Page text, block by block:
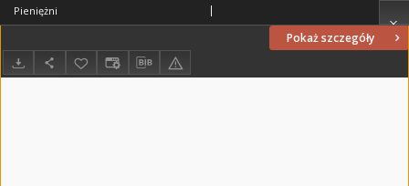
Pokaż szczegóły
Pieniężni